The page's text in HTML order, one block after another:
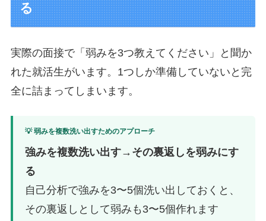
る
実際の面接で「弱みを3つ教えてください」と聞か
れた就活生がいます。1つしか準備していないと完
全に詰まってしまいます。
💡 弱みを複数洗い出すためのアプローチ
強みを複数洗い出す→その裏返しを弱みにす
る
自己分析で強みを3〜5個洗い出しておくと、
その裏返しとして弱みも3〜5個作れます